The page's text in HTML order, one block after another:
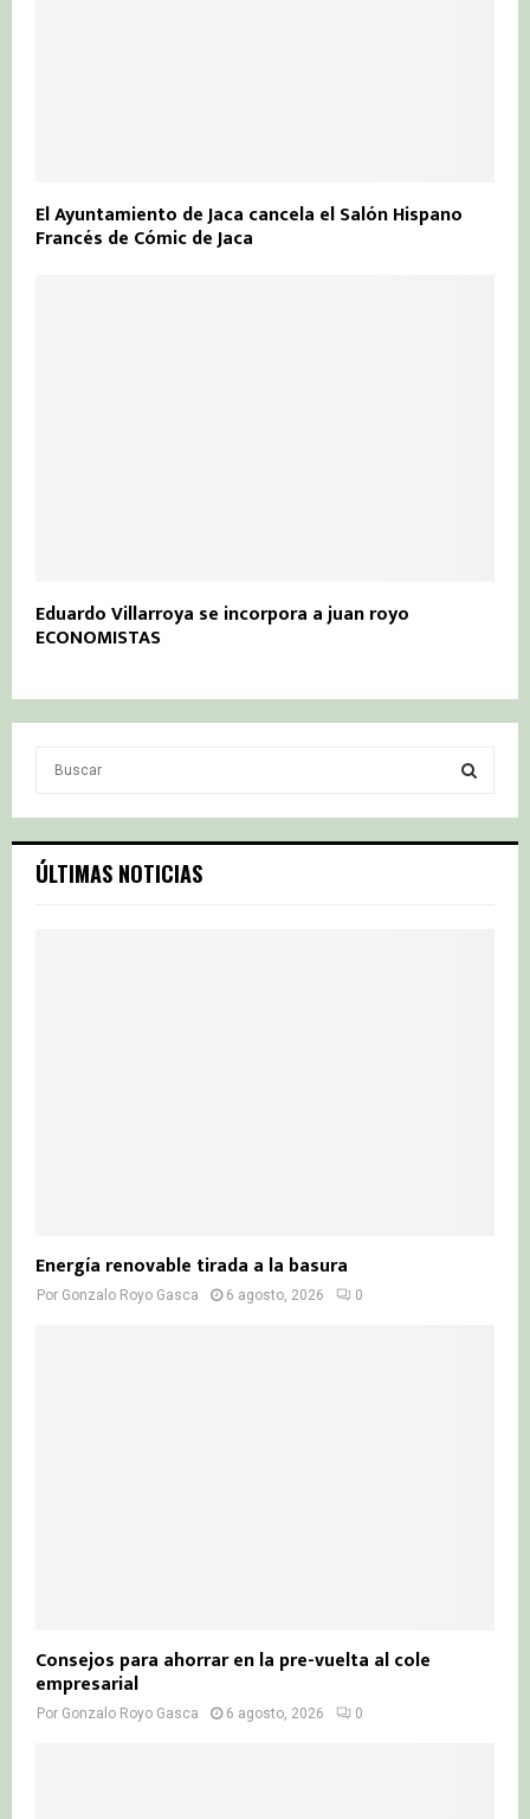
El Ayuntamiento de Jaca cancela el Salón Hispano
Francés de Cómic de Jaca
Eduardo Villarroya se incorpora a juan royo
ECONOMISTAS
c
h
S
ÚLTIMAS NOTICIAS
Energía renovable tirada a la basura
Por Gonzalo Royo Gasca 6 agosto, 2026 0
Consejos para ahorrar en la pre-vuelta al cole
empresarial
Por Gonzalo Royo Gasca 6 agosto, 2026 0